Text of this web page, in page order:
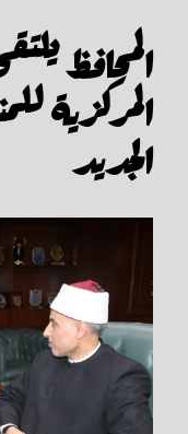
المحافظ
المركزية
الجديد